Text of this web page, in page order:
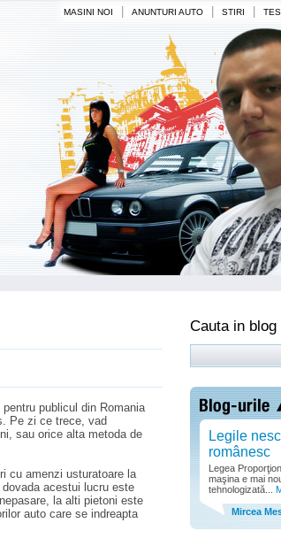
MASINI NOI ANUNTURI AUTO STIRI
publicul din Romania
Pe zi ce trece, vad
sau orice alta metoda de
cu amenzi usturatoare la
acestui lucru este
la alti pietoni este
auto care se indreapta
Cauta in blog
Legile
românesc
Legea
maşina e mai
tehnologizată...
Mircea